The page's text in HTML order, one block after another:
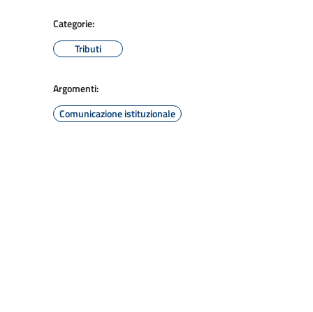
Categorie:
Tributi
Argomenti:
Comunicazione istituzionale